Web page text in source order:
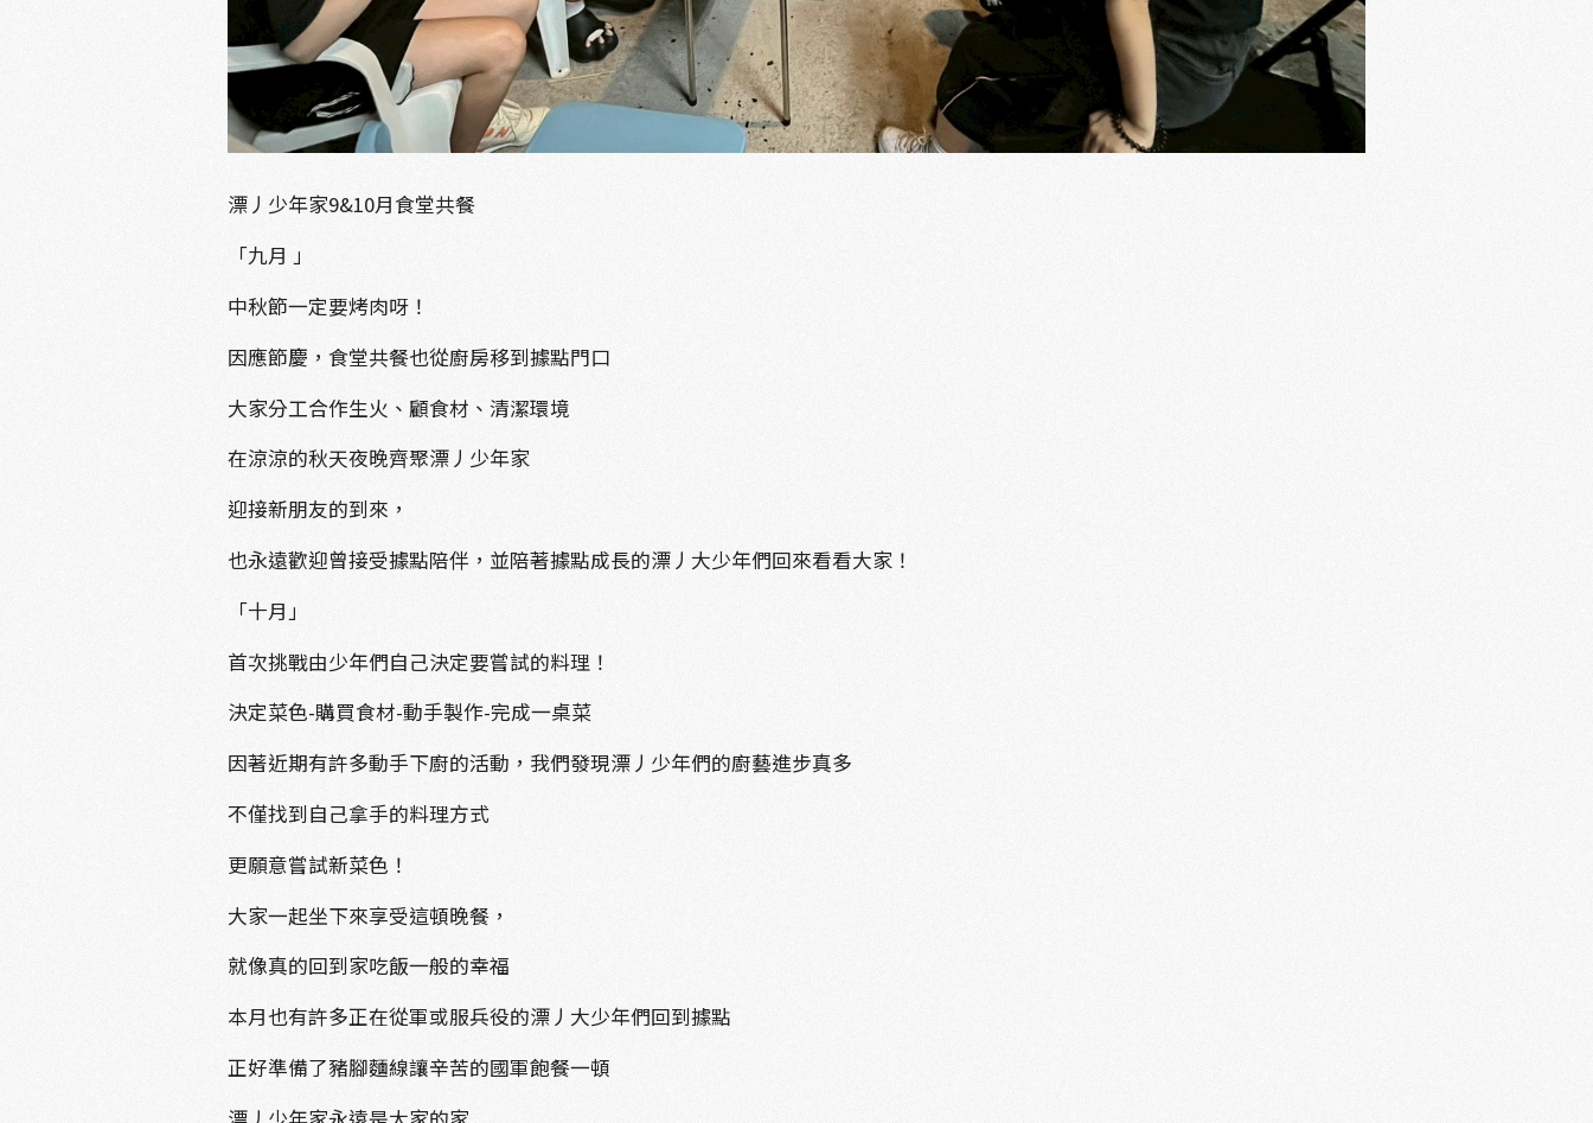
漂丿少年家9&10月食堂共餐
「九月 」
中秋節一定要烤肉呀！
因應節慶，食堂共餐也從廚房移到據點門口
大家分工合作生火、顧食材、清潔環境
在涼涼的秋天夜晚齊聚漂丿少年家
迎接新朋友的到來，
也永遠歡迎曾接受據點陪伴，並陪著據點成長的漂丿大少年們回來看看大家！
「十月」
首次挑戰由少年們自己決定要嘗試的料理！
決定菜色-購買食材-動手製作-完成一桌菜
因著近期有許多動手下廚的活動，我們發現漂丿少年們的廚藝進步真多
不僅找到自己拿手的料理方式
更願意嘗試新菜色！
大家一起坐下來享受這頓晚餐，
就像真的回到家吃飯一般的幸福
本月也有許多正在從軍或服兵役的漂丿大少年們回到據點
正好準備了豬腳麵線讓辛苦的國軍飽餐一頓